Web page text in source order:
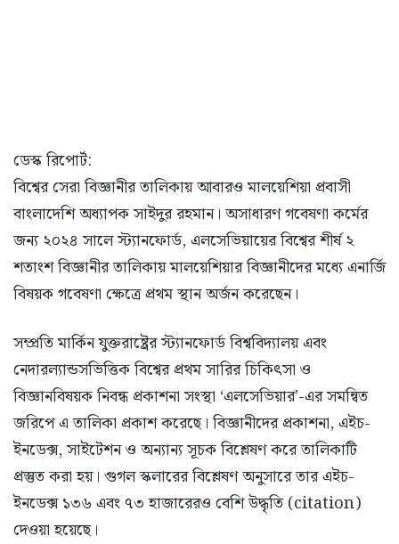
ডেস্ক রিপোর্ট:
বিশ্বের সেরা বিজ্ঞানীর তালিকায় আবারও মালয়েশিয়া প্রবাসী
বাংলাদেশি অধ্যাপক সাইদুর রহমান। অসাধারণ গবেষণা কর্মের
জন্য ২০২৪ সালে স্ট্যানফোর্ড, এলসেভিয়ায়ের বিশ্বের শীর্ষ ২
শতাংশ বিজ্ঞানীর তালিকায় মালয়েশিয়ার বিজ্ঞানীদের মধ্যে এনার্জি
বিষয়ক গবেষণা ক্ষেত্রে প্রথম স্থান অর্জন করেছেন।
সম্প্রতি মার্কিন যুক্তরাষ্ট্রের স্ট্যানফোর্ড বিশ্ববিদ্যালয় এবং
নেদারল্যান্ডসভিত্তিক বিশ্বের প্রথম সারির চিকিৎসা ও
বিজ্ঞানবিষয়ক নিবন্ধ প্রকাশনা সংস্থা ‘এলসেভিয়ার’-এর সমন্বিত
জরিপে এ তালিকা প্রকাশ করেছে। বিজ্ঞানীদের প্রকাশনা, এইচ-
ইনডেক্স, সাইটেশন ও অন্যান্য সূচক বিশ্লেষণ করে তালিকাটি
প্রস্তুত করা হয়। গুগল স্কলারের বিশ্লেষণ অনুসারে তার এইচ-
ইনডেক্স ১৩৬ এবং ৭৩ হাজারেরও বেশি উদ্ধৃতি (citation)
দেওয়া হয়েছে।